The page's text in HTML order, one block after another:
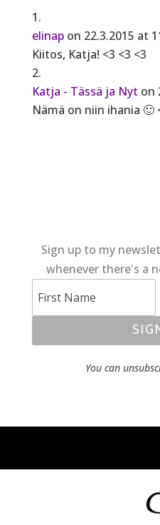
elinap on 22.3.2015 at
Kiitos, Katja! <3 <3 <3
Katja - Tässä ja Nyt on
Nämä on niin ihania 🙂
Sign up to my
whenever there's a
You can